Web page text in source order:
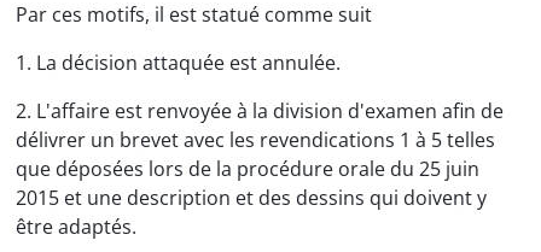
Par ces motifs, il est statué comme suit
1. La décision attaquée est annulée.
2. L'affaire est renvoyée à la division d'examen afin de
délivrer un brevet avec les revendications 1 à 5 telles
que déposées lors de la procédure orale du 25 juin
2015 et une description et des dessins qui doivent y
être adaptés.